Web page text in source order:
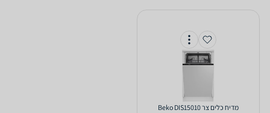
מדיח כלים ‏צר Beko DIS15010